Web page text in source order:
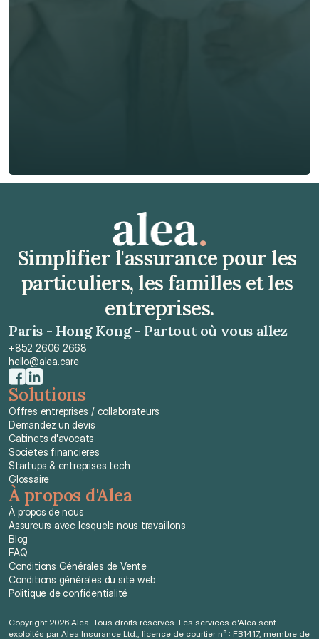
Obtenir un devis gratuit
Simplifier l'assurance pour les
particuliers, les familles et les
entreprises.
Paris - Hong Kong - Partout où vous allez
+852 2606 2668
hello@alea.care
Solutions
Offres entreprises / collaborateurs
Demandez un devis
Cabinets d'avocats
Societes financieres
Startups & entreprises tech
Glossaire
À propos d'Alea
À propos de nous
Assureurs avec lesquels nous travaillons
Blog
FAQ
Conditions Générales de Vente
Conditions générales du site web
Politique de confidentialité
Copyright 2026 Alea. Tous droits réservés. Les services d'Alea sont
exploités par Alea Insurance Ltd., licence de courtier n° : FB1417, membre de